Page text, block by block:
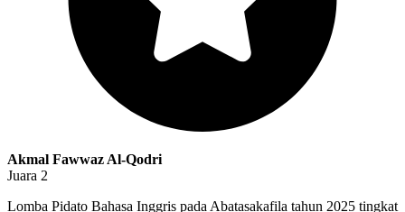
Akmal Fawwaz Al-Qodri
Juara 2
Lomba Pidato Bahasa Inggris pada Abatasakafila tahun 2025 tingkat